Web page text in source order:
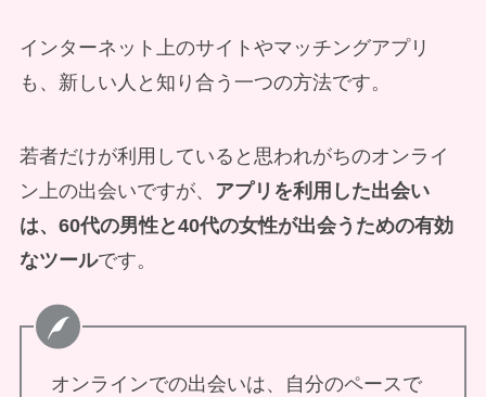
インターネット上のサイトやマッチングアプリ
も、新しい人と知り合う一つの方法です。
若者だけが利用していると思われがちのオンライ
ン上の出会いですが、 アプリを利用した出会い
は、60代の男性と40代の女性が出会うための有効
なツールです。
オンラインでの出会いは、自分のペースで